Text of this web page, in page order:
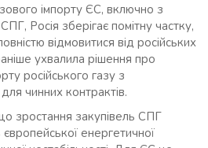
імпорту ЄС, включно з
Росія зберігає помітну частку,
відмовитися від російських
ухвалила рішення про
російського газу з
чинних контрактів.
зростання закупівель СПГ
енергетичної